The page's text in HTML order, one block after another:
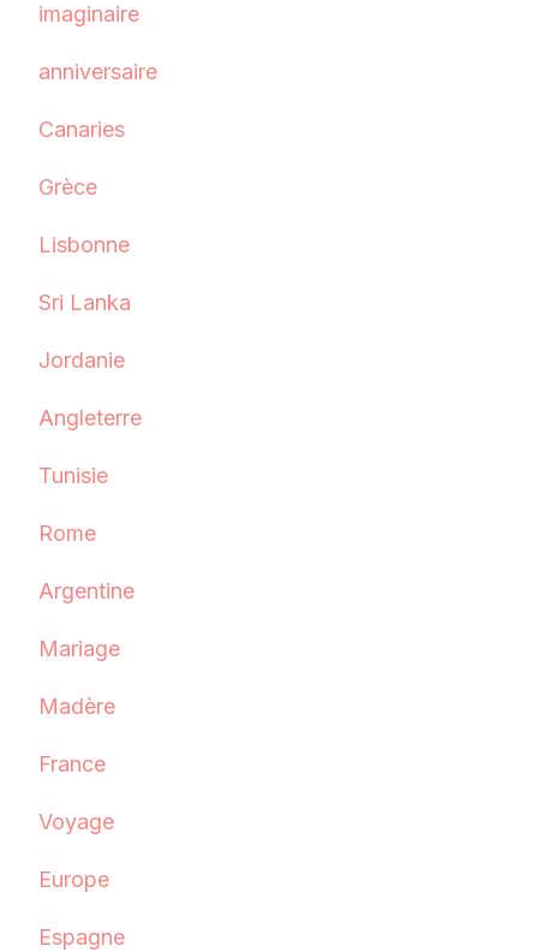
imaginaire
anniversaire
Canaries
Grèce
Lisbonne
Sri Lanka
Jordanie
Angleterre
Tunisie
Rome
Argentine
Mariage
Madère
France
Voyage
Europe
Espagne